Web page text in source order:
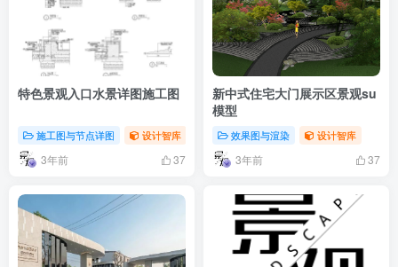
特色景观入口水景详图施工图
施工图与节点详图 设计智库
3年前 37
新中式住宅大门展示区景观su
模型
效果图与渲染 设计智库
3年前 37